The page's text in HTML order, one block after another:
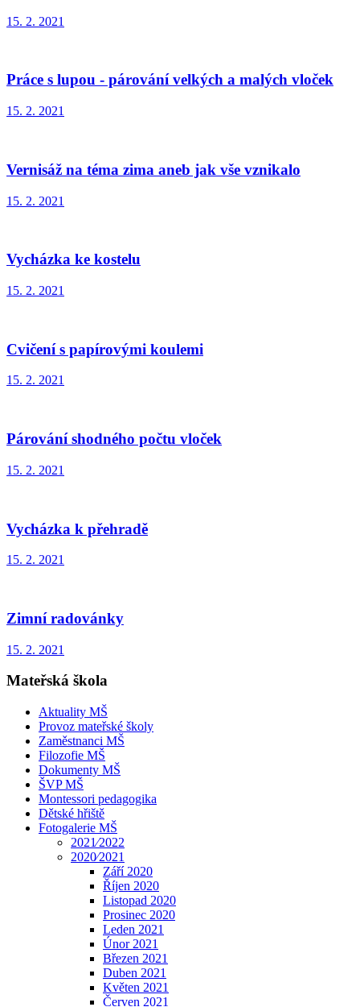
15. 2. 2021
Práce s lupou - párování velkých a malých vloček
15. 2. 2021
Vernisáž na téma zima aneb jak vše vznikalo
15. 2. 2021
Vycházka ke kostelu
15. 2. 2021
Cvičení s papírovými koulemi
15. 2. 2021
Párování shodného počtu vloček
15. 2. 2021
Vycházka k přehradě
15. 2. 2021
Zimní radovánky
15. 2. 2021
Mateřská škola
Aktuality MŠ
Provoz mateřské školy
Zaměstnanci MŠ
Filozofie MŠ
Dokumenty MŠ
ŠVP MŠ
Montessori pedagogika
Dětské hřiště
Fotogalerie MŠ
2021⁄2022
2020⁄2021
Září 2020
Říjen 2020
Listopad 2020
Prosinec 2020
Leden 2021
Únor 2021
Březen 2021
Duben 2021
Květen 2021
Červen 2021